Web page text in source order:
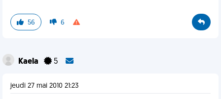
56 6
Kaela 5
jeudi 27 mai 2010 21:23